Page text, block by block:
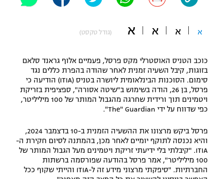
תקנון משתתפים וזוכים בפרסים
תקנון עבור פעילות אלקטרה
טניס
גיימינג E-Sports
תנאי שימוש
כדורמים
פוטבול אמריקאי NFL
בייסבול MLB
ספורט אתגרי ואקסטרים
אומנויות לחימה
א א א א (גודל טקסט)
כוכב הטניס האוסטרלי מקס פרסל, פעמיים אלוף גראנד סלאם
בזוגות, קיבל השעיה זמנית לאחר שהודה בהפרת כללים נגד
סימום. הסוכנות הבינלאומית ליושרה בטניס (ITIA) הודיעה כי
פרסל, בן 26, הודה בשימוש ב"שיטה אסורה", ספציפית בזריקת
ויטמינים תוך ורידית שחרגה מהגבול המותר של 100 מיליליטר,
כפי שדווח על ידי The" Guardian".
פרסל ביקש מרצונו את ההשעיה הזמנית ב-10 בדצמבר 2024,
והיא נכנסה לתוקף יומיים לאחר מכן, בהמתנה לסיום חקירת ה-
ITIA. "קיבלתי בלי ידיעתי זריקת ויטמינים מעל הגבול המותר של
100 מיליליטר", אמר פרסל בהודעה שפורסמה ברשתות
החברתיות. "סיפקתי מרצוני מידע זה ל-ITIA והייתי שקוף ככל